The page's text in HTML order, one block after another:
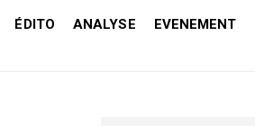
ÉDITO ANALYSE EVENEMENT